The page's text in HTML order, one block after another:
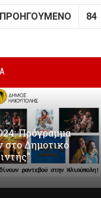
ΠΡΟΗΓΟΎΜΕΝΟ 84
Πρόγραμμα
Δημοτικό